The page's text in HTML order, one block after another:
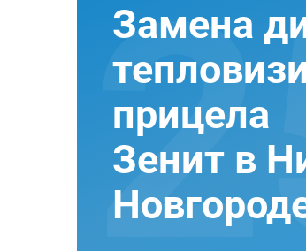
Замена
прицела
Зенит в